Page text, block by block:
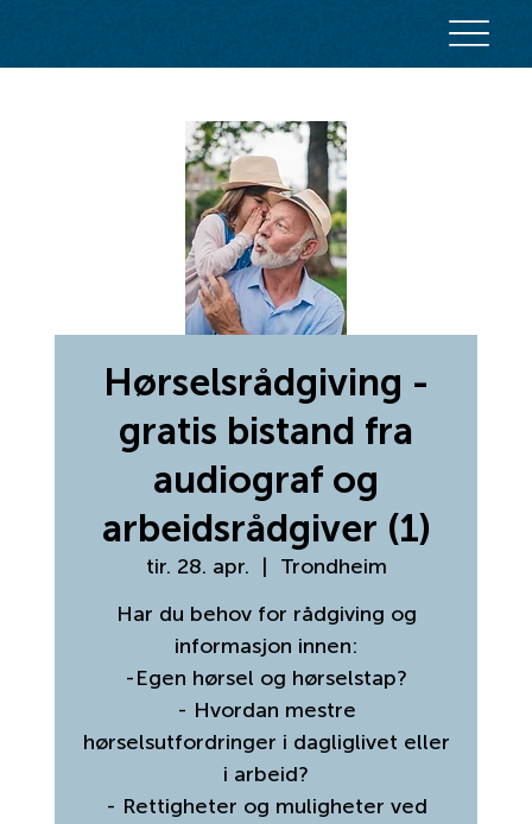
Hørselsrådgiving -
gratis bistand fra
audiograf og
arbeidsrådgiver (1)
tir. 28. apr.
  |
Trondheim
Har du behov for rådgiving og
informasjon innen:
-Egen hørsel og hørselstap?
- Hvordan mestre
hørselsutfordringer i dagliglivet eller
i arbeid?
- Rettigheter og muligheter ved